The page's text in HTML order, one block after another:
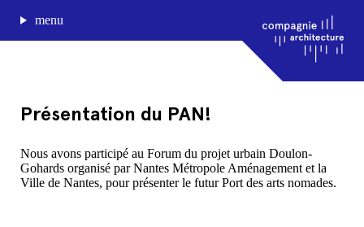
menu
journal de bord
projets
approche
Présentation du PAN!
Nous avons participé au Forum du projet urbain Doulon-
Gohards organisé par Nantes Métropole Aménagement et la
Ville de Nantes, pour présenter le futur Port des arts nomades.